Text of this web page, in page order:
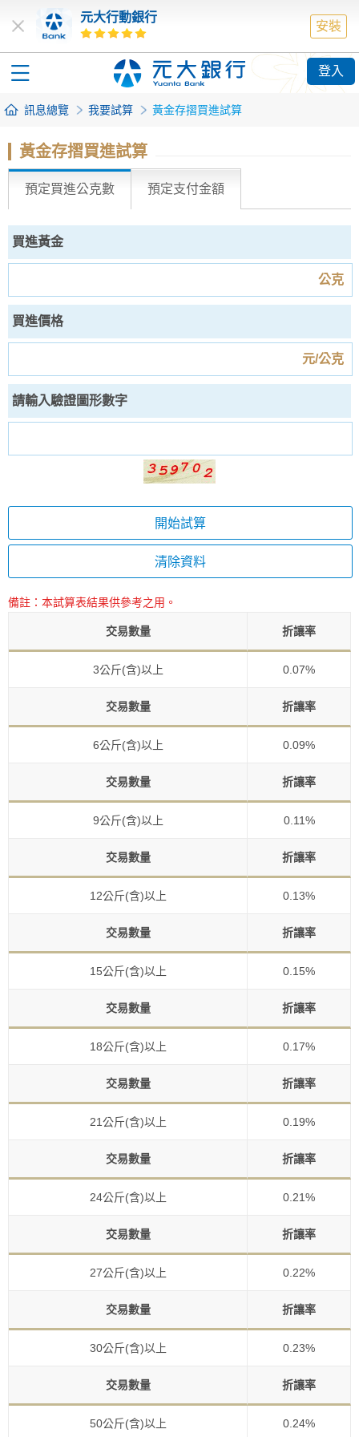
元大行動銀行
安裝
登入
訊息總覽 我要試算 黃金存摺買進試算
黃金存摺買進試算
預定買進公克數 預定支付金額
買進黃金
公克
買進價格
元/公克
請輸入驗證圖形數字
開始試算
清除資料
備註：本試算表結果供參考之用。
交易數量 折讓率
3公斤(含)以上 0.07%
交易數量 折讓率
6公斤(含)以上 0.09%
交易數量 折讓率
9公斤(含)以上 0.11%
交易數量 折讓率
12公斤(含)以上 0.13%
交易數量 折讓率
15公斤(含)以上 0.15%
交易數量 折讓率
18公斤(含)以上 0.17%
交易數量 折讓率
21公斤(含)以上 0.19%
交易數量 折讓率
24公斤(含)以上 0.21%
交易數量 折讓率
27公斤(含)以上 0.22%
交易數量 折讓率
30公斤(含)以上 0.23%
交易數量 折讓率
50公斤(含)以上 0.24%